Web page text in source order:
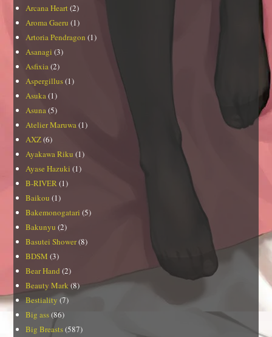
Arcana Heart (2)
Aroma Gaeru (1)
Artoria Pendragon (1)
Asanagi (3)
Asfixia(2)
Aspergillus(1)
Asuka(1)
Asuna(5)
Atelier Maruwa(1)
AXZ(6)
Ayakawa Riku (1)
Ayase Hazuki (1)
B-RIVER (1)
Baikou (1)
Bakemonogatari (5)
Bakunyu (2)
Basutei Shower(8)
BDSM (3)
Bear Hand (2)
Beauty Mark(8)
Bestiality (7)
Big ass(86)
Big Breasts(587)